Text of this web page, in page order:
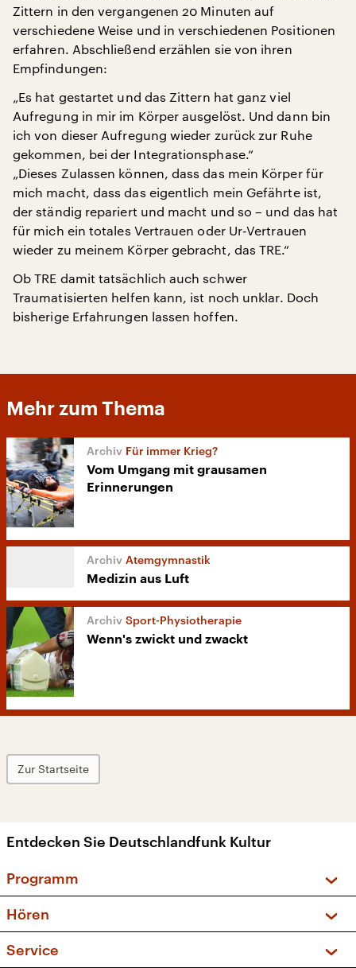
Zittern in den vergangenen 20 Minuten auf
verschiedene Weise und in verschiedenen Positionen
erfahren. Abschließend erzählen sie von ihren
Empfindungen:
„Es hat gestartet und das Zittern hat ganz viel
Aufregung in mir im Körper ausgelöst. Und dann bin
ich von dieser Aufregung wieder zurück zur Ruhe
gekommen, bei der Integrationsphase.“
„Dieses Zulassen können, dass das mein Körper für
mich macht, dass das eigentlich mein Gefährte ist,
der ständig repariert und macht und so – und das hat
für mich ein totales Vertrauen oder Ur-Vertrauen
wieder zu meinem Körper gebracht, das TRE.“
Ob TRE damit tatsächlich auch schwer
Traumatisierten helfen kann, ist noch unklar. Doch
bisherige Erfahrungen lassen hoffen.
Mehr zum Thema
Für immer Krieg?
Vom Umgang mit grausamen
Erinnerungen
Atemgymnastik
Medizin aus Luft
Sport-Physiotherapie
Wenn's zwickt und zwackt
Zur Startseite
Entdecken Sie Deutschlandfunk Kultur
Programm
Sendungen und Podcasts
Musikliste
Hören
Service